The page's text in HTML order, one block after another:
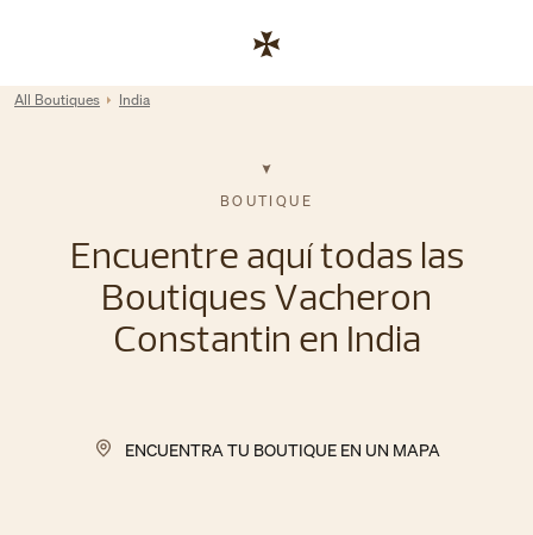
Enlace al sitio web corporativo
Return to Nav
All Boutiques India
BOUTIQUE
Encuentre aquí todas las
Boutiques Vacheron
Constantin en India
ENCUENTRA TU BOUTIQUE EN UN MAPA